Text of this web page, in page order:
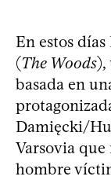
En estos
(The Woods),
basada en
Damięcki/
Varsovia que
hombre